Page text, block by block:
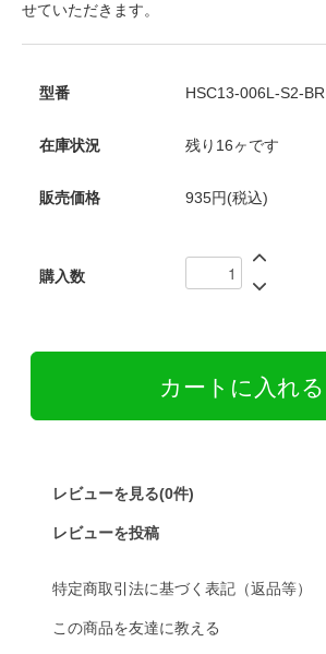
せていただきます。
型番 HSC13-006L-S2-BR
在庫状況 残り16ヶです
販売価格 935円(税込)
購入数
レビューを見る(0件)
レビューを投稿
特定商取引法に基づく表記（返品等）
この商品を友達に教える